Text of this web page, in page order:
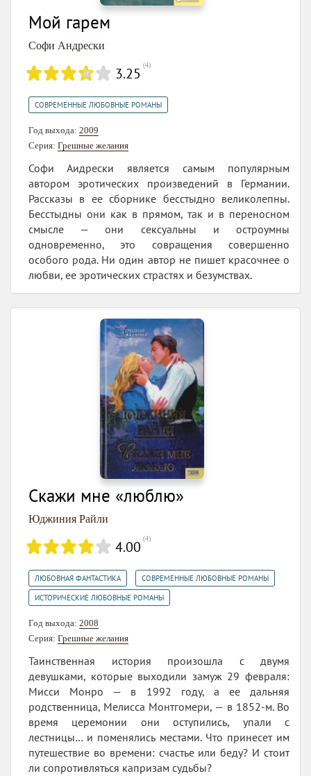
Мой гарем
Софи Андрески
3.25 (4)
СОВРЕМЕННЫЕ ЛЮБОВНЫЕ РОМАНЫ
Год выхода: 2009
Серия: Грешные желания
Софи Аидрески является самым популярным
автором эротических произведений в Германии.
Рассказы в ее сборнике бесстыдно великолепны.
Бесстыдны они как в прямом, так и в переносном
смысле — они сексуальны и остроумны
одновременно, это совращения совершенно
особого рода. Ни один автор не пишет красочнее о
любви, ее эротических страстях и безумствах.
Скажи мне «люблю»
Юджиния Райли
4.00 (4)
ЛЮБОВНАЯ ФАНТАСТИКА СОВРЕМЕННЫЕ ЛЮБОВНЫЕ РОМАНЫ
ИСТОРИЧЕСКИЕ ЛЮБОВНЫЕ РОМАНЫ
Год выхода: 2008
Серия: Грешные желания
Таинственная история произошла с двумя
девушками, которые выходили замуж 29 февраля:
Мисси Монро — в 1992 году, а ее дальняя
родственница, Мелисса Монтгомери, — в 1852-м. Во
время церемонии они оступились, упали с
лестницы… и поменялись местами. Что принесет им
путешествие во времени: счастье или беду? И стоит
ли сопротивляться капризам судьбы?